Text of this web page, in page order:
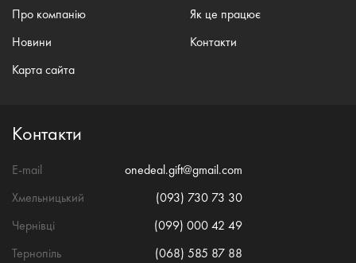
Про компанію
Новини
Карта сайта
Як це працює
Контакти
Контакти
E-mail
onedeal.gift@gmail.com
Хмельницький
(093) 730 73 30
Чернівці
(099) 000 42 49
Тернопіль
(068) 585 87 88